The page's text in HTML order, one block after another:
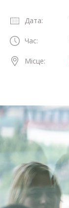
Дата:
Час:
Місце: